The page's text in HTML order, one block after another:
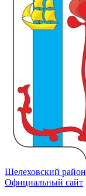
Шелеховский район
Официальный сайт